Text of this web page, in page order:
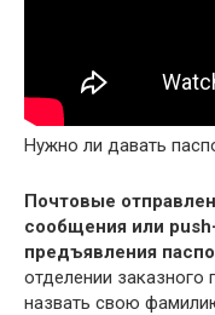
Нужно ли давать
Почтовые
сообщения или
предъявления
отделении заказного
назвать свою